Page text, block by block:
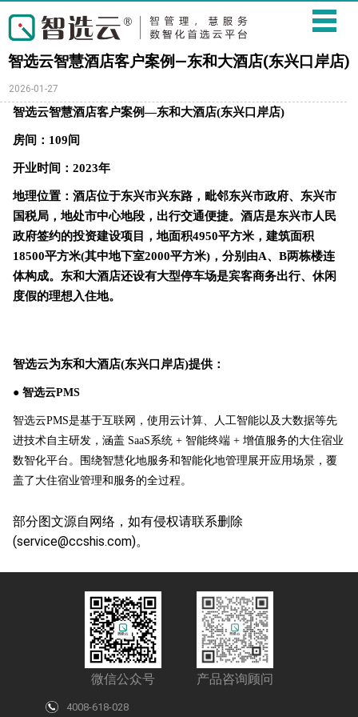
智选云智慧酒店客户案例—东和大酒店(东兴口岸店)
2026-01-27
智选云智慧酒店客户案例—东和大酒店(东兴口岸店)
房间： 109间
开业时间： 2023年
地理位置：酒店位于东兴市兴东路，毗邻东兴市政府、东兴市
国税局，地处市中心地段，出行交通便捷。酒店是东兴市人民
政府签约的投资建设项目，地面积4950平方米，建筑面积
18500平方米(其中地下室2000平方米)，分别由A、B两栋楼连
体构成。东和大酒店还设有大型停车场是宾客商务出行、休闲
度假的理想入住地。
智选云为东和大酒店(东兴口岸店)提供：
● 智选云PMS
智选云PMS是基于互联网，使用云计算、人工智能以及大数据等先
进技术自主研发，涵盖 SaaS系统 + 智能终端 + 增值服务的大住宿业
数智化平台。围绕智慧化地服务和智能化地管理展开应用场景，覆
盖了大住宿业管理和服务的全过程。
部分图文源自网络，如有侵权请联系删除
(service@ccshis.com)。
微信公众号 产品咨询顾问
4008-618-028